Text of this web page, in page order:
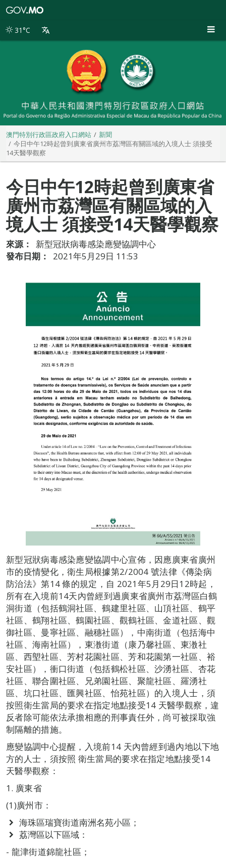
別
31°C
澳門特別行政區政府入口網站
新聞
今日中午12時起曾到廣東省廣州市荔灣區有關區域的入境人士 須接受
14天醫學觀察
今日中午12時起曾到廣東省
廣州市荔灣區有關區域的入
境人士 須接受14天醫學觀察
來源：
新型冠狀病毒感染應變協調中心
發布日期：
2021年5月29日 11:53
新型冠狀病毒感染應變協調中心宣佈，因應廣東省廣州
市的疫情變化，衛生局根據第2/2004 號法律《傳染病
防治法》第14 條的規定，自 2021年5月29日12時起，
所有在入境前14天內曾經到過廣東省廣州市荔灣區白鶴
洞街道（包括鶴洞社區、鶴建里社區、山頂社區、鶴平
社區、鶴翔社區、鶴園社區、觀鶴社區、金道社區、觀
御社區、曼寧社區、融穗社區），中南街道（包括海中
社區、海南社區），東漖街道（康乃馨社區、東漖社
區、西塱社區、芳村花園社區、芳和花園第一社區、裕
安社區），衝口街道（包括鶴松社區、沙湧社區、杏花
社區、聯合圍社區、兄弟園社區、聚龍社區、羅湧社
區、坑口社區、匯興社區、怡苑社區）的入境人士，須
按照衛生當局的要求在指定地點接受14 天醫學觀察，違
反者除可能依法承擔相應的刑事責任外，尚可被採取強
制隔離的措施。
應變協調中心提醒，入境前14 天內曾經到過內地以下地
方的人士，須按照 衛生當局的要求在指定地點接受14
天醫學觀察：
1. 廣東省
(1)廣州市：
海珠區瑞寶街道南洲名苑小區；
荔灣區以下區域：
- 龍津街道錦龍社區；